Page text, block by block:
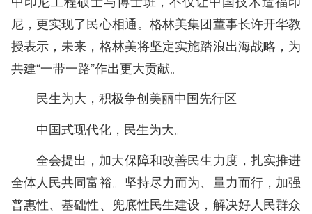
尼，更实现了民心相通。格林美集团董事长许开华教
授表示，未来，格林美将坚定实施踏浪出海战略，为
共建“一带一路”作出更大贡献。
民生为大，积极争创美丽中国先行区
中国式现代化，民生为大。
全会提出，加大保障和改善民生力度，扎实推进
全体人民共同富裕。坚持尽力而为、量力而行，加强
普惠性、基础性、兜底性民生建设，解决好人民群众